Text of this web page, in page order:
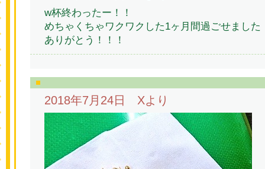
w杯終わったー！！
めちゃくちゃワクワクした1ヶ月間過ごせました
ありがとう！！！
2018年7月24日 Xより